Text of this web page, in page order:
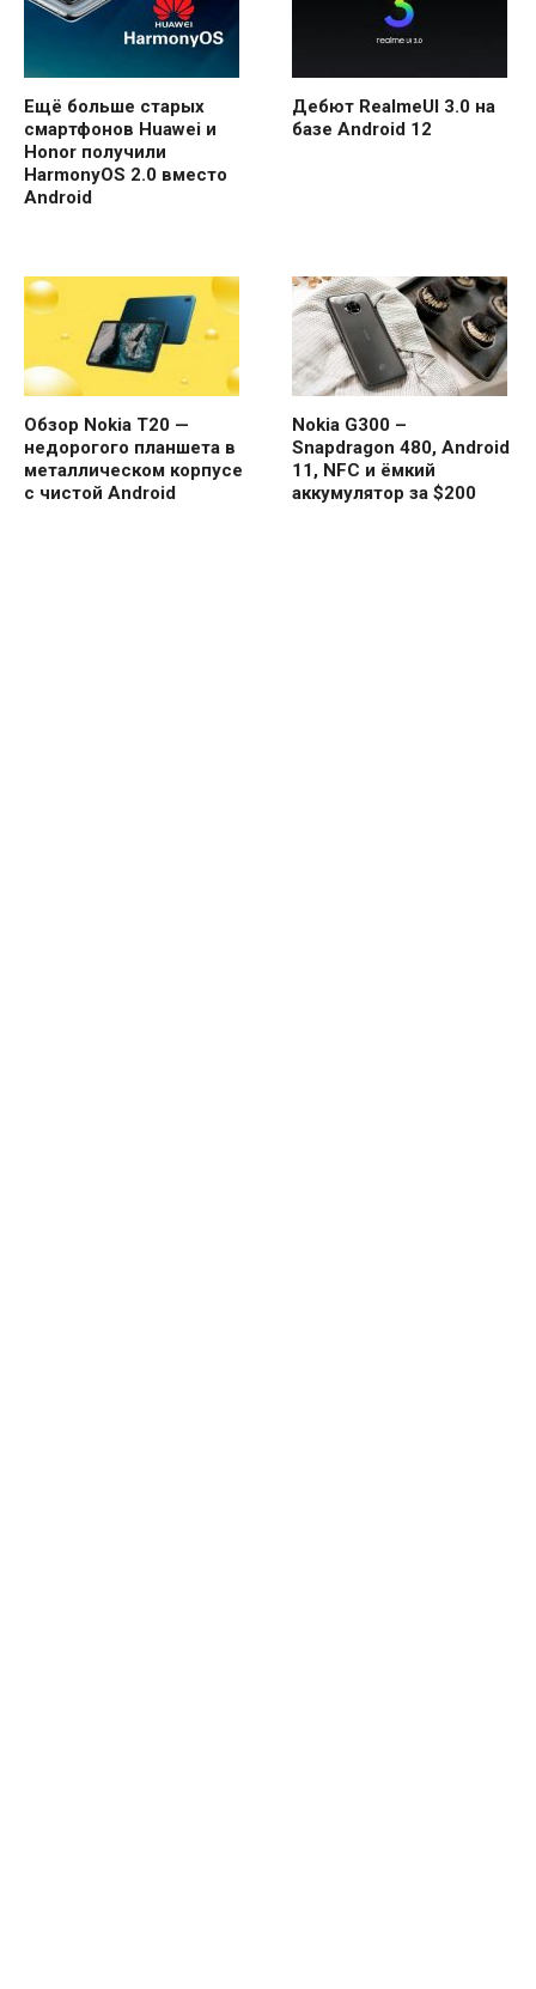
Ещё больше старых
смартфонов Huawei и
Honor получили
HarmonyOS 2.0 вместо
Android
Дебют RealmeUI 3.0 на
базе Android 12
Обзор Nokia T20 —
недорогого планшета в
металлическом корпусе
с чистой Android
Nokia G300 –
Snapdragon 480, Android
11, NFC и ёмкий
аккумулятор за $200